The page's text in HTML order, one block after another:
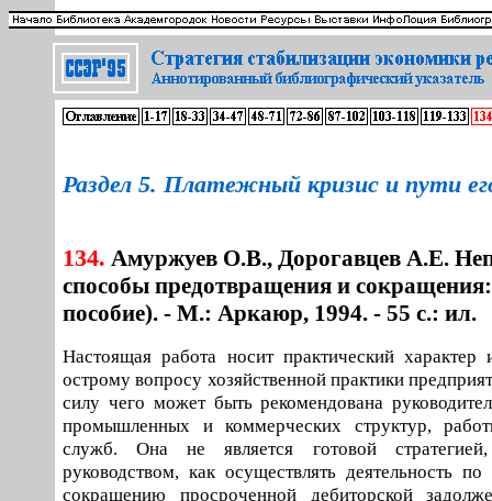
Раздел 5. Платежный кризис и пути
134. Амуржуев О.В., Дорогавцев А.Е.
способы предотвращения и
пособие). - М.: Аркаюр, 1994. - 55 с.: ил.
Настоящая работа носит практический
острому вопросу хозяйственной практики
силу чего может быть рекомендована
промышленных и коммерческих структур,
служб. Она не является готовой
руководством, как осуществлять деятельность
сокращению просроченной дебиторской